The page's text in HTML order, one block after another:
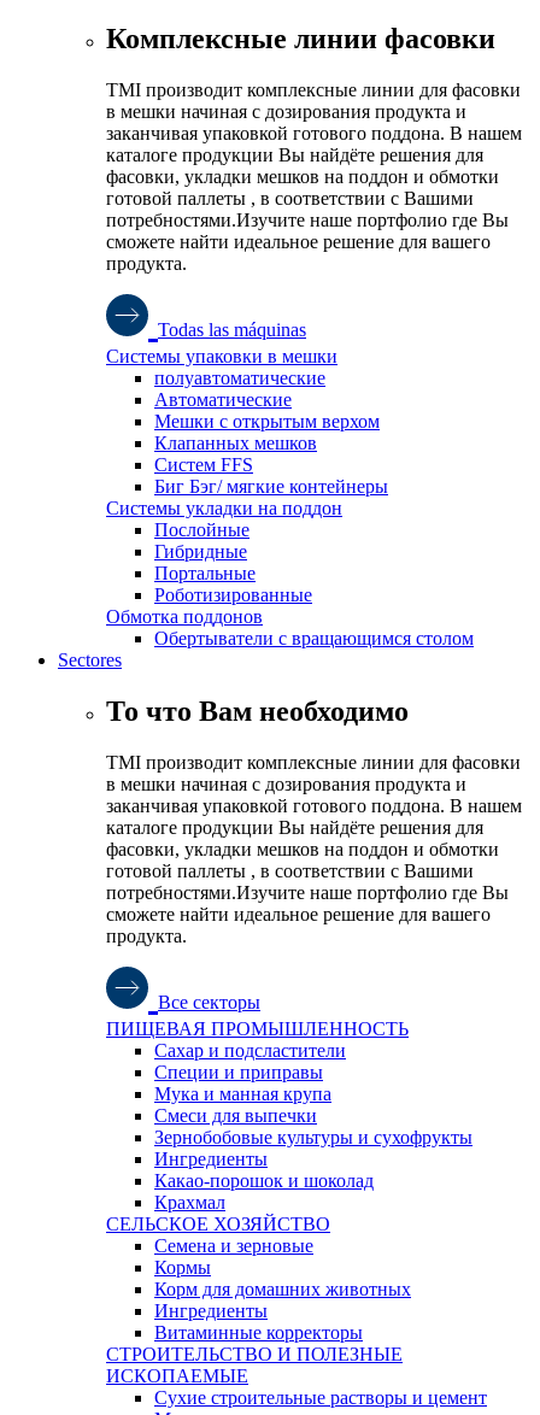
Комплексные линии фасовки
TMI производит комплексные линии для фасовки
в мешки начиная с дозирования продукта и
заканчивая упаковкой готового поддона. В нашем
каталоге продукции Вы найдёте решения для
фасовки, укладки мешков на поддон и обмотки
готовой паллеты , в соответствии с Вашими
потребностями.Изучите наше портфолио где Вы
сможете найти идеальное решение для вашего
продукта.
Todas las máquinas
Системы упаковки в мешки
полуавтоматические
Автоматические
Мешки с открытым верхом
Клапанных мешков
Систем FFS
Биг Бэг/ мягкие контейнеры
Системы укладки на поддон
Послойные
Гибридные
Портальные
Роботизированные
Обмотка поддонов
Обертыватели с вращающимся столом
Sectores
То что Вам необходимо
TMI производит комплексные линии для фасовки
в мешки начиная с дозирования продукта и
заканчивая упаковкой готового поддона. В нашем
каталоге продукции Вы найдёте решения для
фасовки, укладки мешков на поддон и обмотки
готовой паллеты , в соответствии с Вашими
потребностями.Изучите наше портфолио где Вы
сможете найти идеальное решение для вашего
продукта.
Все секторы
ПИЩЕВАЯ ПРОМЫШЛЕННОСТЬ
Сахар и подсластители
Специи и приправы
Мука и манная крупа
Смеси для выпечки
Зернобобовые культуры и сухофрукты
Ингредиенты
Какао-порошок и шоколад
Крахмал
СЕЛЬСКОЕ ХОЗЯЙСТВО
Семена и зерновые
Кормы
Корм для домашних животных
Ингредиенты
Витаминные корректоры
СТРОИТЕЛЬСТВО И ПОЛЕЗНЫЕ
ИСКОПАЕМЫЕ
Сухие строительные растворы и цемент